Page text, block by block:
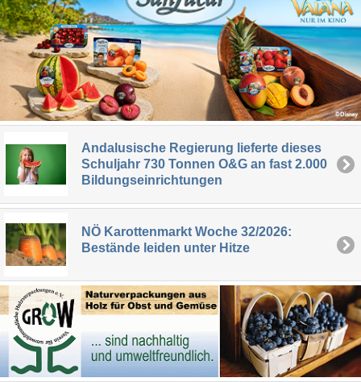
Andalusische Regierung lieferte dieses
Schuljahr 730 Tonnen O&G an fast 2.000
Bildungseinrichtungen
NÖ Karottenmarkt Woche 32/2026:
Bestände leiden unter Hitze